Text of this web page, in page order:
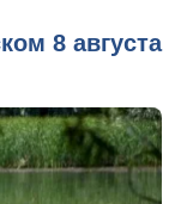
8 августа